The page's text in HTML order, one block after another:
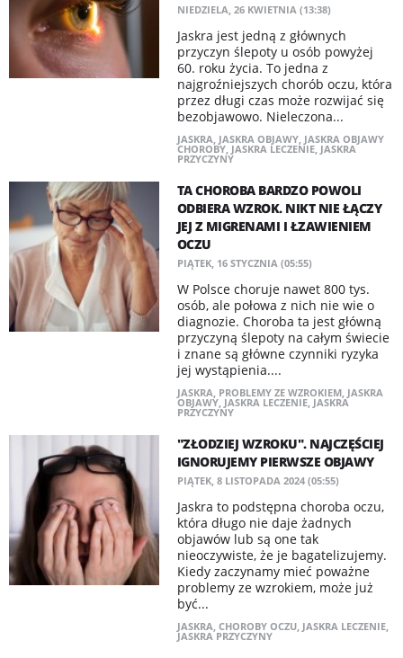
NIEDZIELA, 26 KWIETNIA (13:38)
Jaskra jest jedną z głównych
przyczyn ślepoty u osób powyżej
60. roku życia. To jedna z
najgroźniejszych chorób oczu, która
przez długi czas może rozwijać się
bezobjawowo. Nieleczona...
JASKRA, JASKRA OBJAWY, JASKRA OBJAWY
CHOROBY, JASKRA LECZENIE, JASKRA
PRZYCZYNY
TA CHOROBA BARDZO POWOLI
ODBIERA WZROK. NIKT NIE ŁĄCZY
JEJ Z MIGRENAMI I ŁZAWIENIEM
OCZU
PIĄTEK, 16 STYCZNIA (05:55)
W Polsce choruje nawet 800 tys.
osób, ale połowa z nich nie wie o
diagnozie. Choroba ta jest główną
przyczyną ślepoty na całym świecie
i znane są główne czynniki ryzyka
jej wystąpienia....
JASKRA, PROBLEMY ZE WZROKIEM, JASKRA
OBJAWY, JASKRA LECZENIE, JASKRA
PRZYCZYNY
"ZŁODZIEJ WZROKU". NAJCZĘŚCIEJ
IGNORUJEMY PIERWSZE OBJAWY
PIĄTEK, 8 LISTOPADA 2024 (05:55)
Jaskra to podstępna choroba oczu,
która długo nie daje żadnych
objawów lub są one tak
nieoczywiste, że je bagatelizujemy.
Kiedy zaczynamy mieć poważne
problemy ze wzrokiem, może już
być...
JASKRA, CHOROBY OCZU, JASKRA LECZENIE,
JASKRA PRZYCZYNY